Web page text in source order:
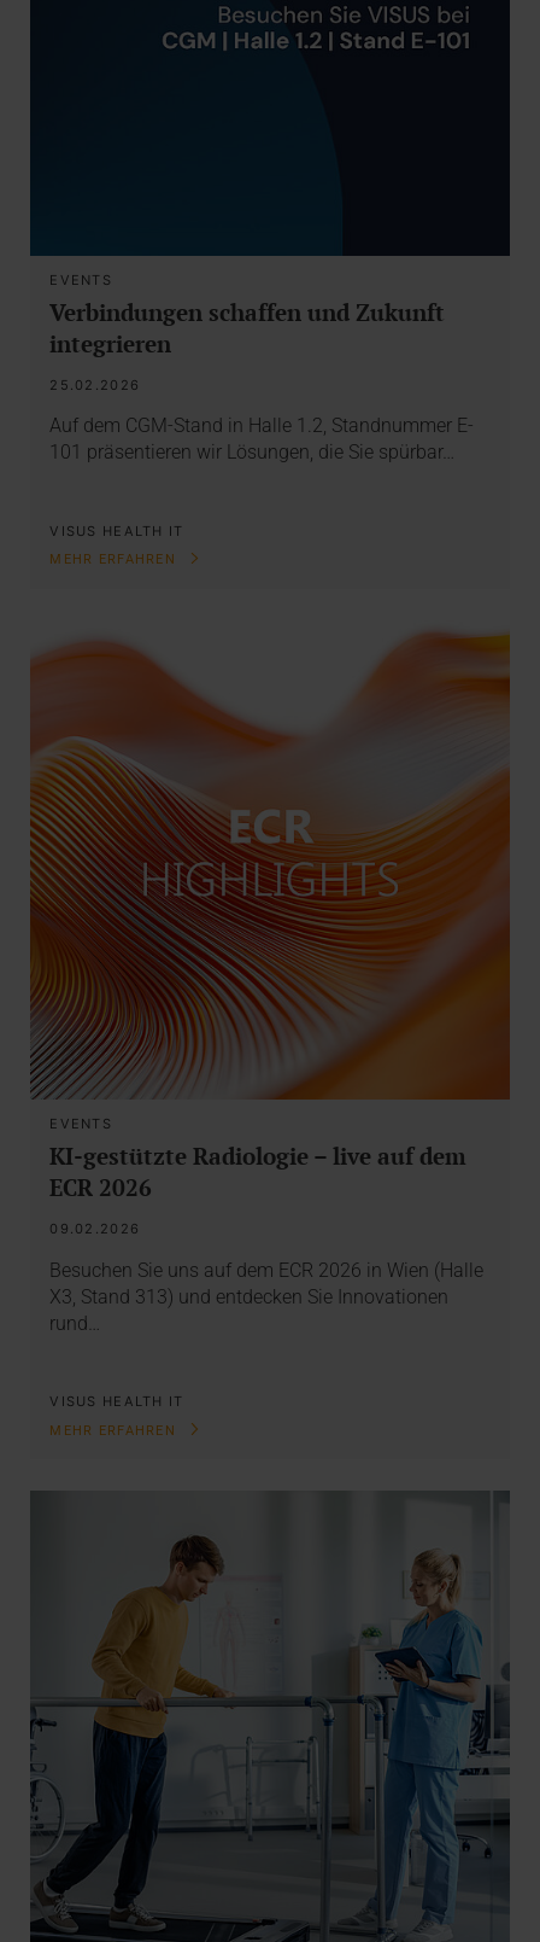
EVENTS
Verbindungen schaffen und Zukunft
integrieren
25.02.2026
Auf dem CGM-Stand in Halle 1.2, Standnummer E-
101 präsentieren wir Lösungen, die Sie spürbar…
VISUS HEALTH IT
MEHR ERFAHREN
EVENTS
KI-gestützte Radiologie – live auf dem
ECR 2026
09.02.2026
Besuchen Sie uns auf dem ECR 2026 in Wien (Halle
X3, Stand 313) und entdecken Sie Innovationen
rund…
VISUS HEALTH IT
MEHR ERFAHREN